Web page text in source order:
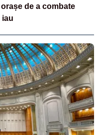
de a combate
iau